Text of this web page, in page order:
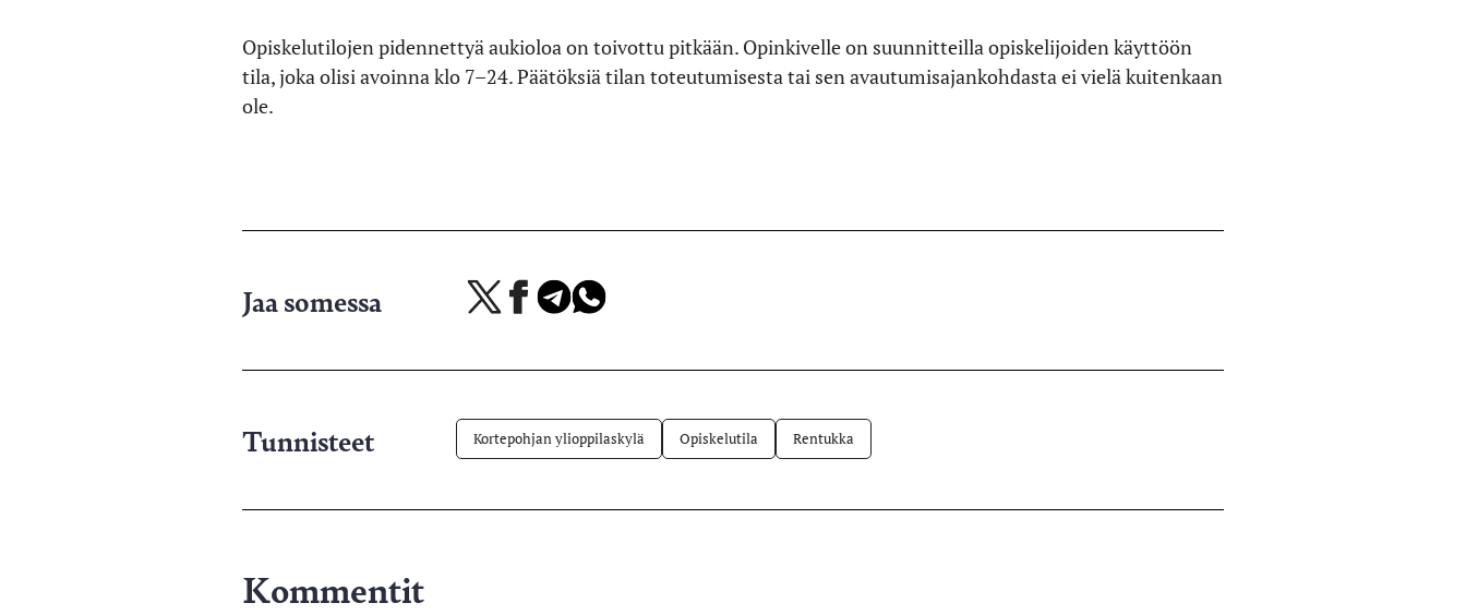
Opiskelutilojen pidennettyä aukioloa on toivottu pitkään. Opinkivelle on suunnitteilla opiskelijoiden käyttöön
tila, joka olisi avoinna klo 7–24. Päätöksiä tilan toteutumisesta tai sen avautumisajankohdasta ei vielä kuitenkaan
ole.
Jaa somessa
Jaa
palvelussa
Jaa Jaa Jaa
Tunnisteet Kortepohjan ylioppilaskylä Opiskelutila Rentukka
Kommentit